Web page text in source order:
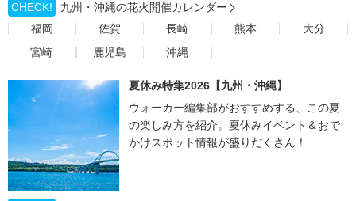
CHECK!
九州・沖縄の花火開催カレンダー
福岡
佐賀 長崎 熊本
大分
宮崎
鹿児島 沖縄
夏休み特集2026【九州・沖縄】
ウォーカー編集部がおすすめする、この夏
の楽しみ方を紹介。夏休みイベント＆おで
かけスポット情報が盛りだくさん！